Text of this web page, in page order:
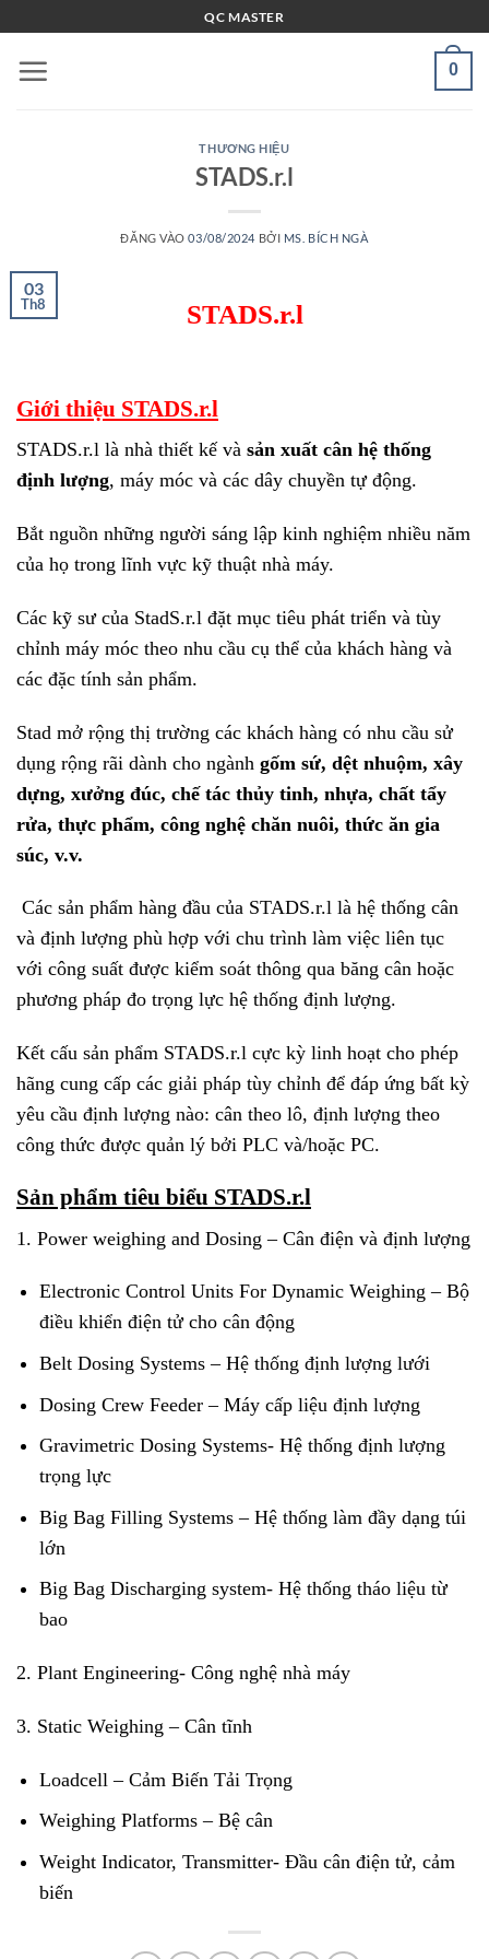
qua
nội
QC MASTER
0
THƯƠNG HIỆU
STADS.r.l
ĐĂNG VÀO03/08/2024 BỞI MS. BÍCH NGÀ
03
Th8 STADS.r.l
Giới thiệu STADS.r.l
STADS.r.l là nhà thiết kế và sản xuất cân hệ thống
định lượng, máy móc và các dây chuyền tự động.
Bắt nguồn những người sáng lập kinh nghiệm nhiều năm
của họ trong lĩnh vực kỹ thuật nhà máy.
Các kỹ sư của StadS.r.l đặt mục tiêu phát triển và tùy
chỉnh máy móc theo nhu cầu cụ thể của khách hàng và
các đặc tính sản phẩm.
Stad mở rộng thị trường các khách hàng có nhu cầu sử
dụng rộng rãi dành cho ngành gốm sứ, dệt nhuộm, xây
dựng, xưởng đúc, chế tác thủy tinh, nhựa, chất tẩy
rửa, thực phẩm, công nghệ chăn nuôi, thức ăn gia
súc, v.v.
Các sản phẩm hàng đầu của STADS.r.l là hệ thống cân
và định lượng phù hợp với chu trình làm việc liên tục
với công suất được kiểm soát thông qua băng cân hoặc
phương pháp đo trọng lực hệ thống định lượng.
Kết cấu sản phẩm STADS.r.l cực kỳ linh hoạt cho phép
hãng cung cấp các giải pháp tùy chỉnh để đáp ứng bất kỳ
yêu cầu định lượng nào: cân theo lô, định lượng theo
công thức được quản lý bởi PLC và/hoặc PC.
Sản phẩm tiêu biểu STADS.r.l
1. Power weighing and Dosing – Cân điện và định lượng
Electronic Control Units For Dynamic Weighing – Bộ
điều khiển điện tử cho cân động
Belt Dosing Systems – Hệ thống định lượng lưới
Dosing Crew Feeder – Máy cấp liệu định lượng
Gravimetric Dosing Systems- Hệ thống định lượng
trọng lực
Big Bag Filling Systems – Hệ thống làm đầy dạng túi
lớn
Big Bag Discharging system- Hệ thống tháo liệu từ
bao
2. Plant Engineering- Công nghệ nhà máy
3. Static Weighing – Cân tĩnh
Loadcell – Cảm Biến Tải Trọng
Weighing Platforms – Bệ cân
Weight Indicator, Transmitter- Đầu cân điện tử, cảm
biến